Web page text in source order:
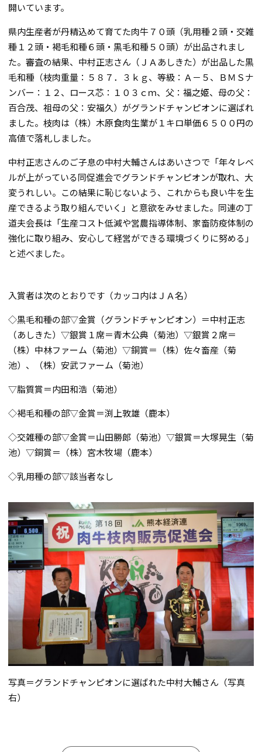
開いています。
県内生産者が丹精込めて育てた肉牛７０頭（乳用種２頭・交雑
種１２頭・褐毛和種６頭・黒毛和種５０頭）が出品されまし
た。審査の結果、中村正志さん（ＪＡあしきた）が出品した黒
毛和種（枝肉重量：５８７．３ｋｇ、等級：Ａ－５、ＢＭＳナ
ンバー：１２、ロース芯：１０３ｃｍ、父：福之姫、母の父：
百合茂、祖母の父：安福久）がグランドチャンピオンに選ばれ
ました。枝肉は（株）木原食肉生業が１キロ単価６５００円の
高値で落札しました。
中村正志さんのご子息の中村大輔さんはあいさつで「年々レベ
ルが上がっている同促進会でグランドチャンピオンが取れ、大
変うれしい。この結果に恥じないよう、これからも良い牛を生
産できるよう取り組んでいく」と意欲をみせました。同連の丁
道夫会長は「生産コスト低減や営農指導体制、家畜防疫体制の
強化に取り組み、安心して経営ができる環境づくりに努める」
と述べました。
入賞者は次のとおりです（カッコ内はＪＡ名）
◇黒毛和種の部▽金賞（グランドチャンピオン）＝中村正志
（あしきた）▽銀賞１席＝青木公典（菊池）▽銀賞２席＝
（株）中林ファーム（菊池）▽銅賞＝（株）佐々畜産（菊
池）、（株）安武ファーム（菊池）
▽脂質賞＝内田和浩（菊池）
◇褐毛和種の部▽金賞＝渕上敦雄（鹿本）
◇交雑種の部▽金賞＝山田勝郎（菊池）▽銀賞＝大塚晃生（菊
池）▽銅賞＝（株）宮木牧場（鹿本）
◇乳用種の部▽該当者なし
写真＝グランドチャンピオンに選ばれた中村大輔さん（写真
右）